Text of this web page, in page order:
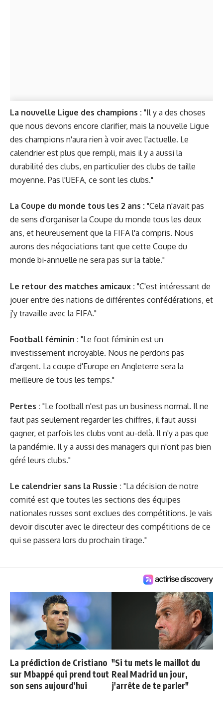
La nouvelle Ligue des champions : "Il y a des choses
que nous devons encore clarifier, mais la nouvelle Ligue
des champions n'aura rien à voir avec l'actuelle. Le
calendrier est plus que rempli, mais il y a aussi la
durabilité des clubs, en particulier des clubs de taille
moyenne. Pas l'UEFA, ce sont les clubs."
La Coupe du monde tous les 2 ans : "Cela n'avait pas
de sens d'organiser la Coupe du monde tous les deux
ans, et heureusement que la FIFA l'a compris. Nous
aurons des négociations tant que cette Coupe du
monde bi-annuelle ne sera pas sur la table."
Le retour des matches amicaux : "C'est intéressant de
jouer entre des nations de différentes confédérations, et
j'y travaille avec la FIFA."
Football féminin : "Le foot féminin est un
investissement incroyable. Nous ne perdons pas
d'argent. La coupe d'Europe en Angleterre sera la
meilleure de tous les temps."
Pertes : "Le football n'est pas un business normal. Il ne
faut pas seulement regarder les chiffres, il faut aussi
gagner, et parfois les clubs vont au-delà. Il n'y a pas que
la pandémie. Il y a aussi des managers qui n'ont pas bien
géré leurs clubs."
Le calendrier sans la Russie : "La décision de notre
comité est que toutes les sections des équipes
nationales russes sont exclues des compétitions. Je vais
devoir discuter avec le directeur des compétitions de ce
qui se passera lors du prochain tirage."
La prédiction de Cristiano
sur Mbappé qui prend tout
son sens aujourd’hui
"Si tu mets le maillot du
Real Madrid un jour,
j'arrête de te parler"